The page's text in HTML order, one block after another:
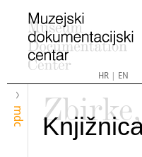
HR| EN
mdc